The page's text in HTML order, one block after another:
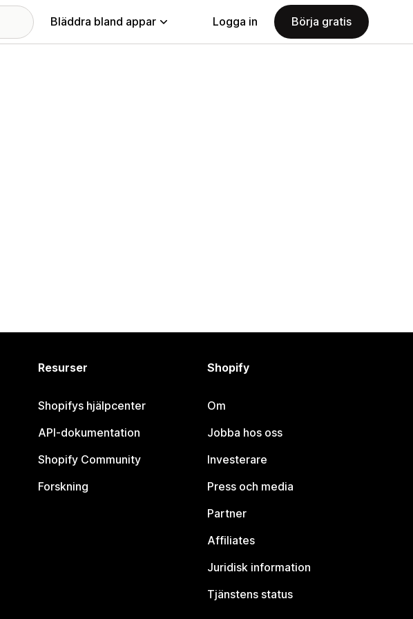
Bläddra bland appar Logga in Börja gratis
Resurser
Shopifys hjälpcenter
API-dokumentation
Shopify Community
Forskning
Shopify
Om
Jobba hos oss
Investerare
Press och media
Partner
Affiliates
Juridisk information
Tjänstens status